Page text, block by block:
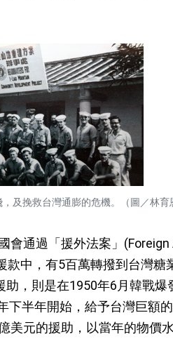
及挽救台灣通膨的危機。（圖／林育
通過「援外法案」
中，有5百萬轉撥到台灣糖
，則是在1950年6月韓戰
下半年開始，給予台灣巨額
元的援助，以當年的物價